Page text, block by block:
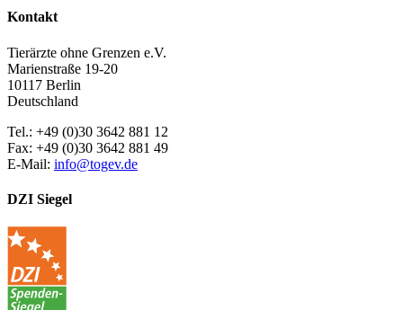
Kontakt
Tierärzte ohne Grenzen e.V.
Marienstraße 19-20
10117 Berlin
Deutschland
Tel.: +49 (0)30 3642 881 12
Fax: +49 (0)30 3642 881 49
E-Mail: info@togev.de
DZI Siegel